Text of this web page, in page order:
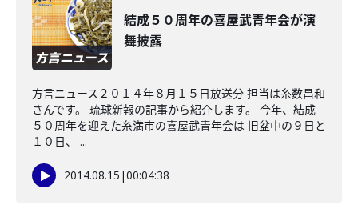
結成５０周年の喜屋武青年会が演
舞披露
方言ニュース２０１４年８月１５日放送分 担当は糸数昌和
さんです。 琉球新報の記事から紹介します。 今年、結成
５０周年を迎えた糸満市の喜屋武青年会は 旧盆中の９日と
１０日、 ...
2014.08.15 |00:04:38